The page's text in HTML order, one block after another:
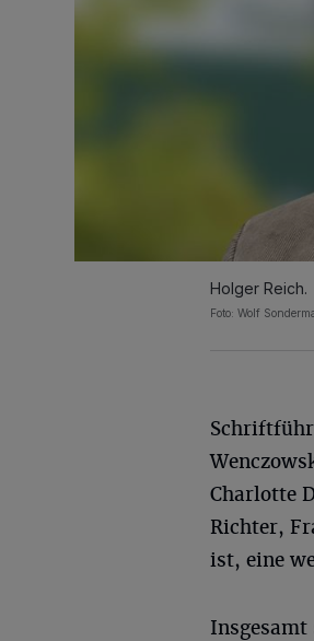
Holger Reich.
Foto: Wolf
Charlotte
Richter,
ist, eine